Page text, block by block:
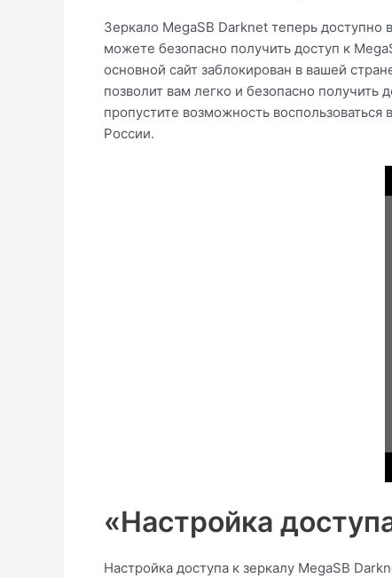
Зеркало MegaSB Darknet теперь доступно
можете безопасно получить доступ к
основной сайт заблокирован в вашей
позволит вам легко и безопасно
пропустите возможность
России.
«Настройка
Настройка доступа к зеркалу MegaSB